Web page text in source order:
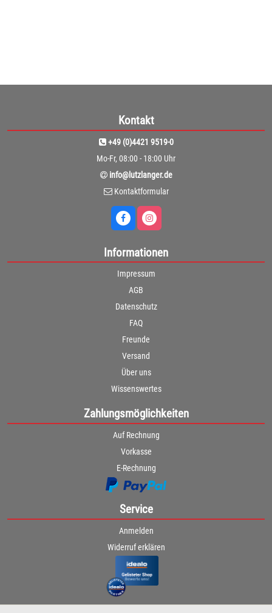
Kontakt
+49 (0)4421 9519-0
Mo-Fr, 08:00 - 18:00 Uhr
info@lutzlanger.de
Kontaktformular
Informationen
Impressum
AGB
Datenschutz
FAQ
Freunde
Versand
Über uns
Wissenswertes
Zahlungsmöglichkeiten
Auf Rechnung
Vorkasse
E-Rechnung
Service
Anmelden
Widerruf erklären